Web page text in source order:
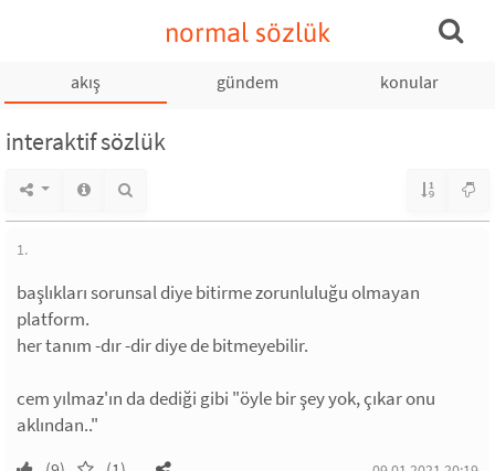
normal sözlük
akış gündem konular
interaktif sözlük
1.
başlıkları sorunsal diye bitirme zorunluluğu olmayan
platform.
her tanım -dır -dir diye de bitmeyebilir.
cem yılmaz'ın da dediği gibi "öyle bir şey yok, çıkar onu
aklından.."